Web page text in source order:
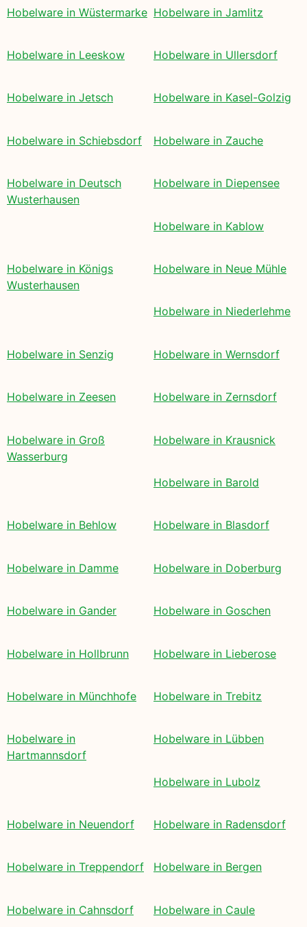
Hobelware in Wüstermarke Hobelware in Jamlitz
Hobelware in Leeskow Hobelware in Ullersdorf
Hobelware in Jetsch Hobelware in Kasel-Golzig
Hobelware in Schiebsdorf Hobelware in Zauche
Hobelware in Deutsch
Wusterhausen
Hobelware in Diepensee
Hobelware in Kablow
Hobelware in Königs
Wusterhausen
Hobelware in Neue Mühle
Hobelware in Niederlehme
Hobelware in Senzig Hobelware in Wernsdorf
Hobelware in Zeesen Hobelware in Zernsdorf
Hobelware in Groß
Wasserburg
Hobelware in Krausnick
Hobelware in Barold
Hobelware in Behlow Hobelware in Blasdorf
Hobelware in Damme Hobelware in Doberburg
Hobelware in Gander Hobelware in Goschen
Hobelware in Hollbrunn Hobelware in Lieberose
Hobelware in Münchhofe Hobelware in Trebitz
Hobelware in
Hartmannsdorf
Hobelware in Lübben
Hobelware in Lubolz
Hobelware in Neuendorf Hobelware in Radensdorf
Hobelware in Treppendorf Hobelware in Bergen
Hobelware in Cahnsdorf Hobelware in Caule